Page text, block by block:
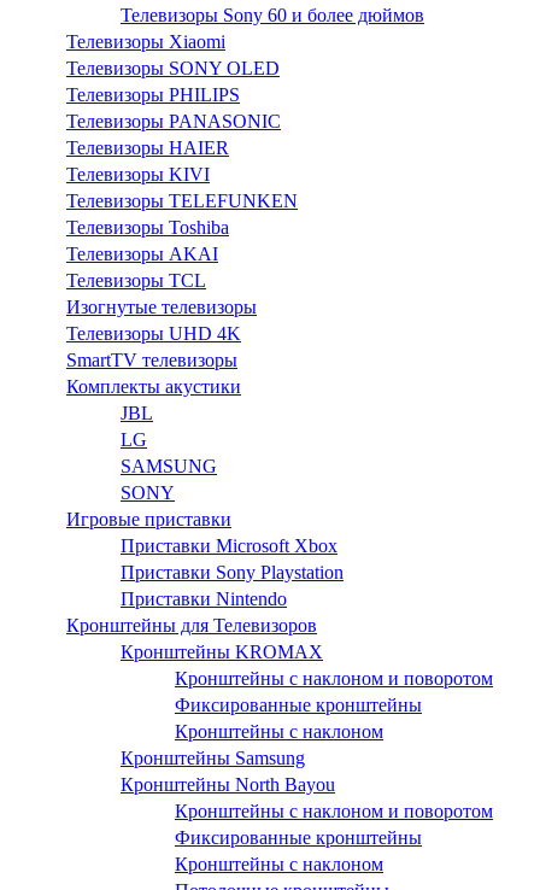
Телевизоры Sony 60 и более дюймов
Телевизоры Xiaomi
Телевизоры SONY OLED
Телевизоры PHILIPS
Телевизоры PANASONIC
Телевизоры HAIER
Телевизоры KIVI
Телевизоры TELEFUNKEN
Телевизоры Toshiba
Телевизоры AKAI
Телевизоры TCL
Изогнутые телевизоры
Телевизоры UHD 4K
SmartTV телевизоры
Комплекты акустики
JBL
LG
SAMSUNG
SONY
Игровые приставки
Приставки Microsoft Xbox
Приставки Sony Playstation
Приставки Nintendo
Кронштейны для Телевизоров
Кронштейны KROMAX
Кронштейны с наклоном и поворотом
Фиксированные кронштейны
Кронштейны с наклоном
Кронштейны Samsung
Кронштейны North Bayou
Кронштейны с наклоном и поворотом
Фиксированные кронштейны
Кронштейны с наклоном